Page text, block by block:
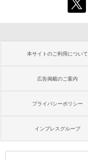
本サイトのご利用について
広告掲載のご案内
プライバシーポリシー
インプレスグループ